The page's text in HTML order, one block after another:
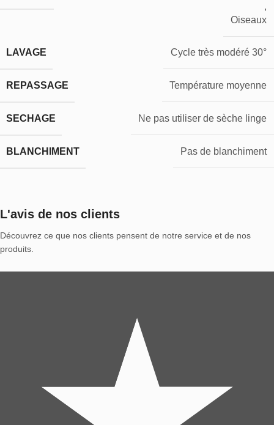
,
Oiseaux
LAVAGE Cycle très modéré 30°
REPASSAGE Température moyenne
SECHAGE Ne pas utiliser de sèche linge
BLANCHIMENT Pas de blanchiment
L'avis de nos clients
Découvrez ce que nos clients pensent de notre service et de nos
produits.